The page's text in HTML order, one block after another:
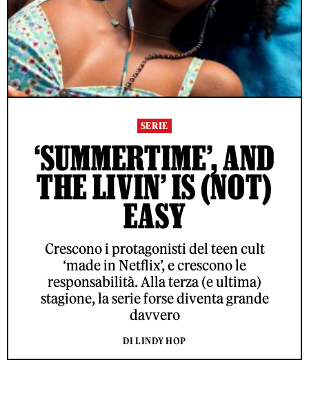
SERIE
‘SUMMERTIME’, AND
THE LIVIN’ IS (NOT)
EASY
Crescono i protagonisti del teen cult
‘made in Netflix’, e crescono le
responsabilità. Alla terza (e ultima)
stagione, la serie forse diventa grande
davvero
DI LINDY HOP